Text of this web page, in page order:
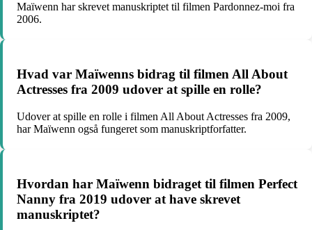
Maïwenn har skrevet manuskriptet til filmen Pardonnez-moi fra
2006.
Hvad var Maïwenns bidrag til filmen All About
Actresses fra 2009 udover at spille en rolle?
Udover at spille en rolle i filmen All About Actresses fra 2009,
har Maïwenn også fungeret som manuskriptforfatter.
Hvordan har Maïwenn bidraget til filmen Perfect
Nanny fra 2019 udover at have skrevet
manuskriptet?